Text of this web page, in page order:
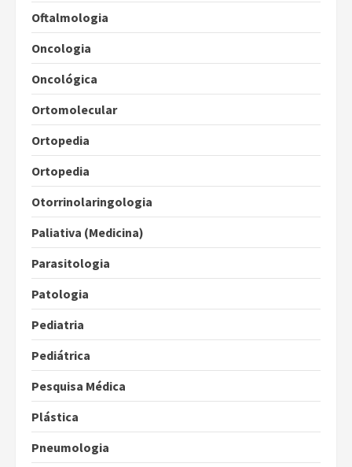
Oftalmologia
Oncologia
Oncológica
Ortomolecular
Ortopedia
Ortopedia
Otorrinolaringologia
Paliativa (Medicina)
Parasitologia
Patologia
Pediatria
Pediátrica
Pesquisa Médica
Plástica
Pneumologia